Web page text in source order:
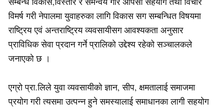
विमर्ष गरी नेपालमा युवाहरुका लागि विकास सग सम्बन्धित विषयमा
राष्ट्रिय एवं अन्तराष्ट्रिय व्यवसायीसग आवश्यकता अनुसार
प्राविधिक सेवा प्रदान गर्ने प्रालिको उद्देश्य रहेको सञ्चालकले
जनाएको छ ।
एग्रो प्रा.लिले युवा व्यवसायीको ज्ञान, सीप, क्षमतालाई समाजमा
प्रयोग गरी त्यसमा उत्पन्न हुने समस्यालाई समाधानका लागी सहयोग